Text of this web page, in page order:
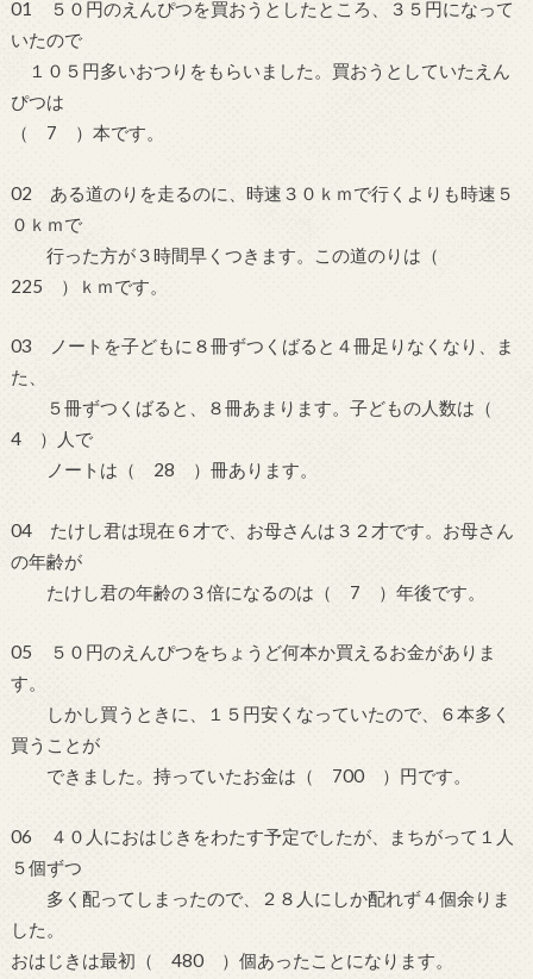
01 ５０円のえんぴつを買おうとしたところ、３５円になって
いたので
１０５円多いおつりをもらいました。買おうとしていたえん
ぴつは
（ 7 ）本です。
02 ある道のりを走るのに、時速３０ｋｍで行くよりも時速５
０ｋｍで
行った方が３時間早くつきます。この道のりは（
225 ）ｋｍです。
03 ノートを子どもに８冊ずつくばると４冊足りなくなり、ま
た、
５冊ずつくばると、８冊あまります。子どもの人数は（
4 ）人で
ノートは（ 28 ）冊あります。
04 たけし君は現在６才で、お母さんは３２才です。お母さん
の年齢が
たけし君の年齢の３倍になるのは（ 7 ）年後です。
05 ５０円のえんぴつをちょうど何本か買えるお金がありま
す。
しかし買うときに、１５円安くなっていたので、６本多く
買うことが
できました。持っていたお金は（ 700 ）円です。
06 ４０人におはじきをわたす予定でしたが、まちがって１人
５個ずつ
多く配ってしまったので、２８人にしか配れず４個余りま
した。
おはじきは最初（ 480 ）個あったことになります。